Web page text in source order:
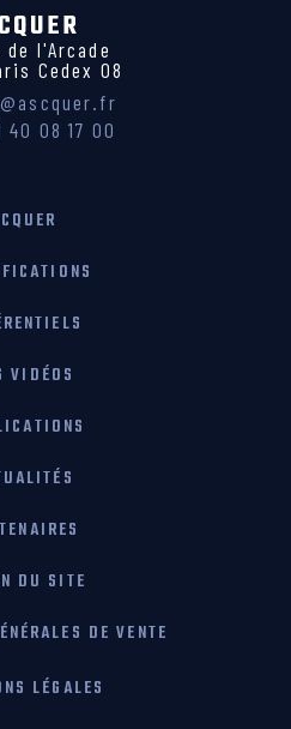
de l'Arcade
Cedex 08
40 08 17 00
VIDÉOS
DU SITE
DE VENTE
LÉGALES